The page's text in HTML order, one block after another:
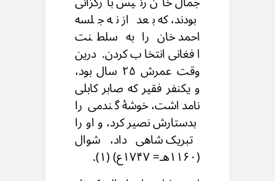
بودند، که بعد از نه جلسه
احمد خان را به سلطنت
افغانی انتخاب کردن. درین
وقت عمرش ۲۵ سال بود،
و یکنفر فقیر که صابر کابلی
نامداشت، خوشۀ گندمی را
بدستارش نصیرکرد، و اورا
تبریک شاهی داد، شوال
(۱۱۶۰هـ= ۱۷۴۷ع) (۱).